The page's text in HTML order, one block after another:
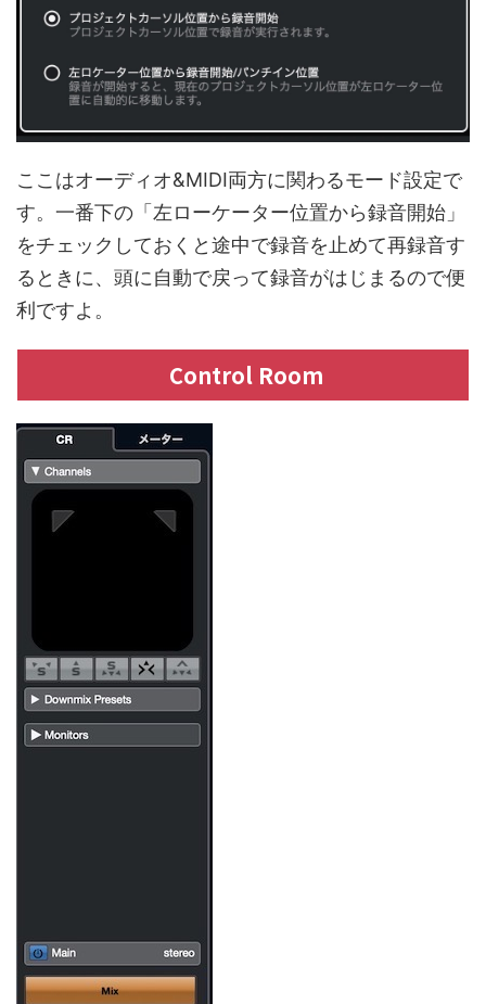
ここはオーディオ&MIDI両方に関わるモード設定で
す。一番下の「左ローケーター位置から録音開始」
をチェックしておくと途中で録音を止めて再録音す
るときに、頭に自動で戻って録音がはじまるので便
利ですよ。
Control Room